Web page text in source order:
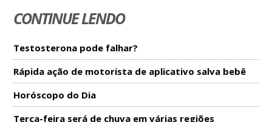
CONTINUE LENDO
Testosterona pode falhar?
Rápida ação de motorista de aplicativo salva bebê
Horóscopo do Dia
Terça-feira será de chuva em várias regiões